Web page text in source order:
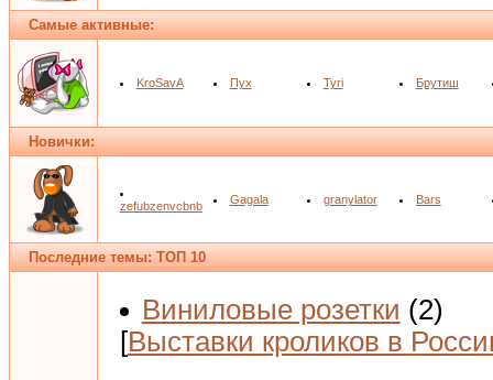
Самые активные:
KroSavA Пух Tyri Брутиш
Новички:
zefubzenvcbnb Gagala granylator Bars
Последние темы: ТОП 10
Виниловые розетки (2)
[Выставки кроликов в